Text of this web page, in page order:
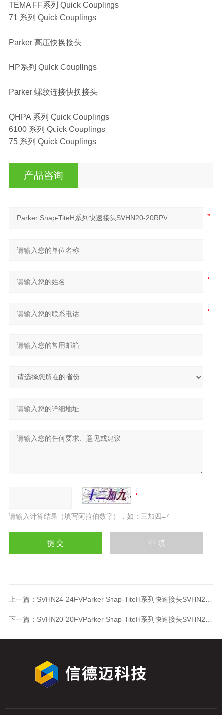
TEMA FF系列 Quick Couplings
71 系列 Quick Couplings
Parker 高压快换接头
HP系列 Quick Couplings
Parker 螺纹连接快换接头
QHPA 系列 Quick Couplings
6100 系列 Quick Couplings
75 系列 Quick Couplings
产品咨询
请输入计算结果（填写阿拉伯数字），如：三加四=7
上一篇： SVHN24-24FVParker Snap-TiteH系列快速接头SVHN24-24FV
下一篇： SVHN20-20FVParker Snap-TiteH系列快速接头SVHN20-20FV